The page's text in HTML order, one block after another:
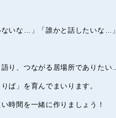
いな…」「誰かと話したいな…」
り、つながる居場所でありたい…
ば」を育んでまいります。
時間を一緒に作りましょう！